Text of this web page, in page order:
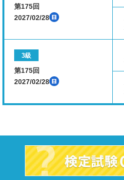
第175回
2027/02/28
3級
第175回
2027/02/28